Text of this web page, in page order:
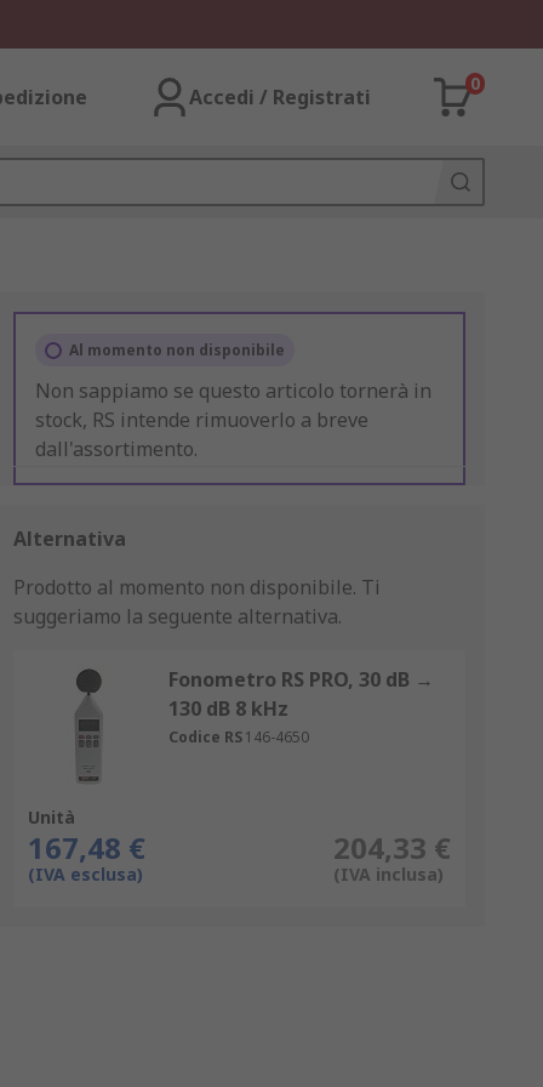
Accedi / Registrati
0
Al momento non disponibile
Non sappiamo se questo articolo tornerà in
stock, RS intende rimuoverlo a breve
dall'assortimento.
Alternativa
Prodotto al momento non disponibile. Ti
suggeriamo la seguente alternativa.
Fonometro RS PRO, 30 dB →
130 dB 8 kHz
Codice RS146-4650
Unità
167,48 €
(IVA esclusa)
204,33 €
(IVA inclusa)